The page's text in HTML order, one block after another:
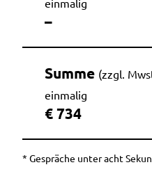
einmalig
–
Summe (zzgl.
einmalig
€ 734
* Gespräche unter acht